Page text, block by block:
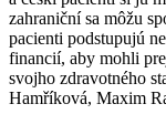
zahraniční sa môžu
pacienti podstupujú
financií, aby mohli
svojho zdravotného
Hamříková, Maxim